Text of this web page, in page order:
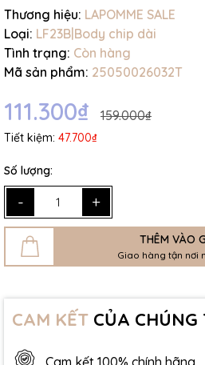
Thương hiệu: LAPOMME SALE
Loại: LF23B|Body chip dài
Tình trạng: Còn hàng
Mã sản phẩm: 25050026032T
111.300₫ 159.000₫
Tiết kiệm: 47.700₫
Số lượng:
- +
THÊM VÀO
Giao hàng tận nơi
CAM KẾT CỦA CHÚNG
Cam kết 100% chính hãng